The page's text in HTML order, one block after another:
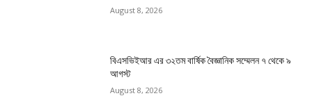
August 8, 2026
বিএসভিইআর এর ৩২তম বার্ষিক বৈজ্ঞানিক সম্মেলন ৭ থেকে ৯
আগস্ট
August 8, 2026